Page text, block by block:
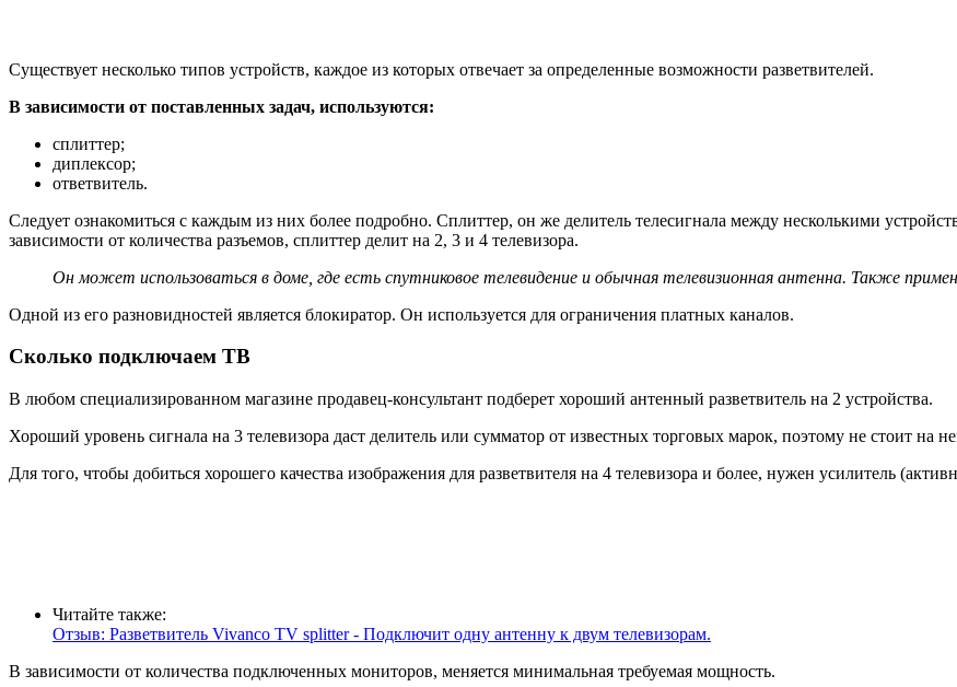
Существует несколько типов устройств, каждое из которых отвечает за определенные возможности разветвителей.
В зависимости от поставленных задач, используются:
сплиттер;
диплексор;
ответвитель.
Следует ознакомиться с каждым из них более подробно. Сплиттер, он же делитель телесигнала между несколькими
зависимости от количества разъемов, сплиттер делит на 2, 3 и 4 телевизора.
Он может использоваться в доме, где есть спутниковое телевидение и обычная телевизионная антенна. Также
Одной из его разновидностей является блокиратор. Он используется для ограничения платных каналов.
Сколько подключаем ТВ
В любом специализированном магазине продавец-консультант подберет хороший антенный разветвитель на 2 устройства.
Хороший уровень сигнала на 3 телевизора даст делитель или сумматор от известных торговых марок, поэтому не стоит на
Для того, чтобы добиться хорошего качества изображения для разветвителя на 4 телевизора и более, нужен усилитель
Читайте также:
Отзыв: Разветвитель Vivanco TV splitter - Подключит одну антенну к двум телевизорам.
В зависимости от количества подключенных мониторов, меняется минимальная требуемая мощность.